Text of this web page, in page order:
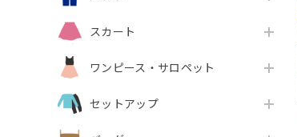
スカート
ワンピース・サロペット
セットアップ